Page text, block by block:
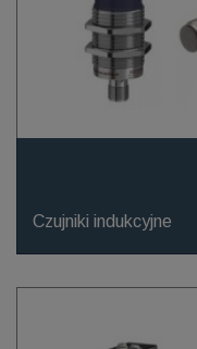
Czujniki indukcyjne